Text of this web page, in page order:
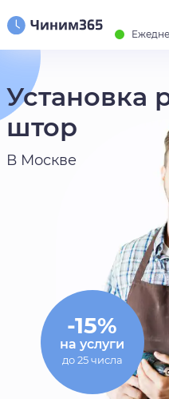
Установка
штор
В Москве
-15%
на услуги
до 25 числа